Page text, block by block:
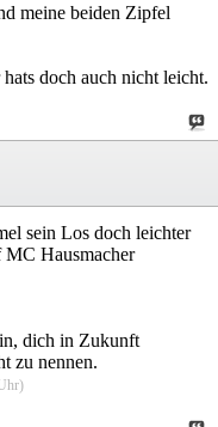
meine beiden Zipfel
doch auch nicht leicht.
sein Los doch leichter
MC Hausmacher
dich in Zukunft
zu nennen.